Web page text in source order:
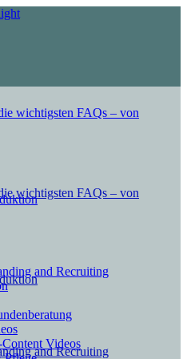
wichtigsten FAQs – von
and Recruiting
Videos
wichtigsten FAQs – von
and Recruiting